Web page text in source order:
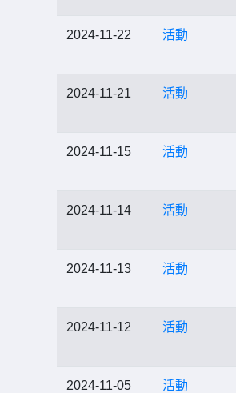
2024-11-22 活動
2024-11-21 活動
2024-11-15 活動
2024-11-14 活動
2024-11-13 活動
2024-11-12 活動
2024-11-05 活動